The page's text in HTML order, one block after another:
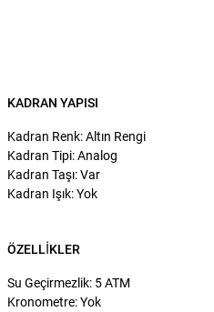
KADRAN YAPISI
Kadran Renk: Altın Rengi
Kadran Tipi: Analog
Kadran Taşı: Var
Kadran Işık: Yok
ÖZELLIKLER
Su Geçirmezlik: 5 ATM
Kronometre: Yok